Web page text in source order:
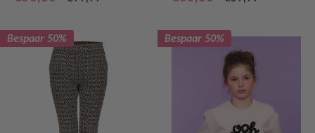
Bespaar 50% Bespaar 50%